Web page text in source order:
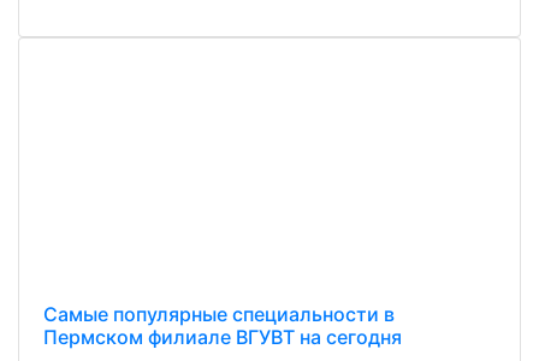
Самые популярные специальности в
Пермском филиале ВГУВТ на сегодня